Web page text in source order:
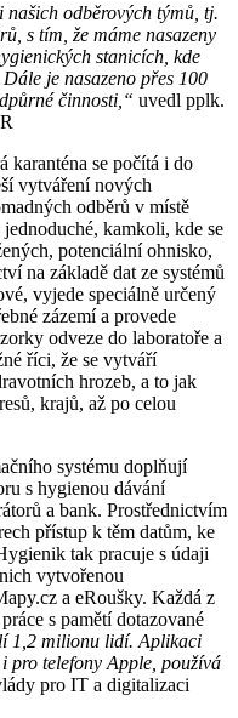
našich odběrových týmů, tj.
s tím, že máme nasazeny
stanicích, kde
je nasazeno přes 100
činnosti,“ uvedl pplk.
karanténa se počítá i do
vytváření nových
odběrů v místě
kamkoli, kde se
potenciální ohnisko,
na základě dat ze systémů
vyjede speciálně určený
zázemí a provede
odveze do laboratoře a
říci, že se vytváří
hrozeb, a to jak
krajů, až po celou
systému doplňují
s hygienou dávání
a bank. Prostřednictvím
přístup k těm datům, ke
tak pracuje s údaji
vytvořenou
a eRoušky. Každá z
s pamětí dotazované
1,2 milionu lidí. Aplikaci
pro telefony Apple, používá
pro IT a digitalizaci